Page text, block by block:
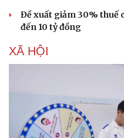
Đề xuất giảm 30% thuế
đến 10 tỷ đồng
XÃ HỘI